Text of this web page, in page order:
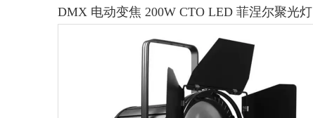
DMX 电动变焦 200W CTO LED 菲涅尔聚光灯